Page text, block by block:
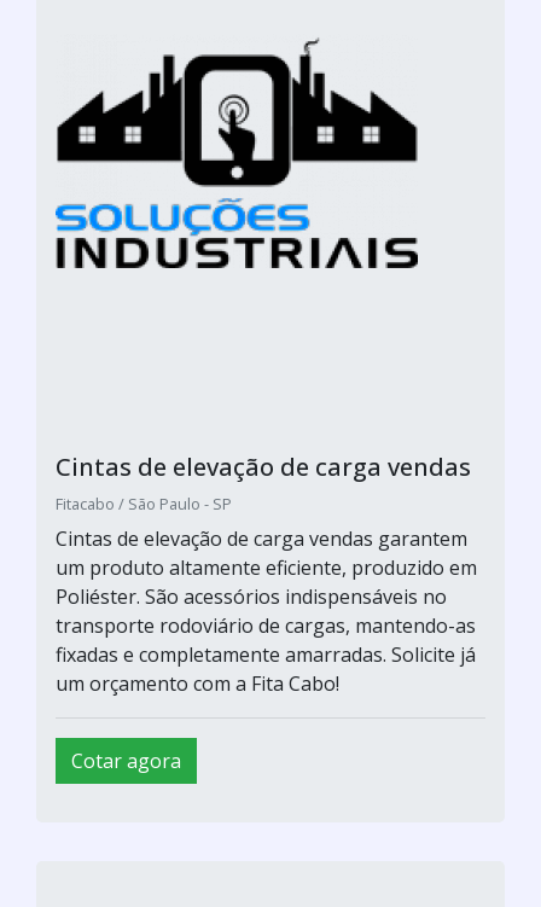
Cintas de elevação de carga vendas
Fitacabo / São Paulo - SP
Cintas de elevação de carga vendas garantem
um produto altamente eficiente, produzido em
Poliéster. São acessórios indispensáveis no
transporte rodoviário de cargas, mantendo-as
fixadas e completamente amarradas. Solicite já
um orçamento com a Fita Cabo!
Cotar agora